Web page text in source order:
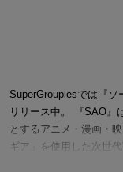
SuperGroupiesでは『
リリース中。 『SAO』
とするアニメ・漫画・
ギア」を使用した次世
舞台に、主人公・キリ